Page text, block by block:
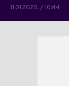
11.01.2025. / 10:44